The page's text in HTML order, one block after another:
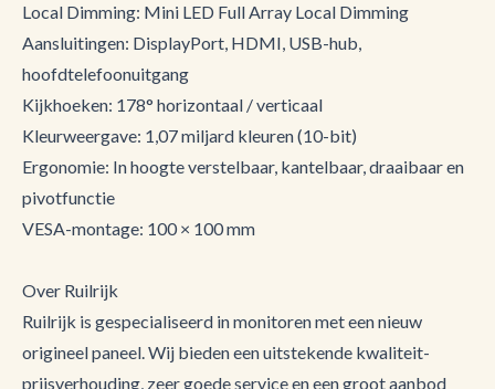
Local Dimming: Mini LED Full Array Local Dimming
Aansluitingen: DisplayPort, HDMI, USB-hub,
hoofdtelefoonuitgang
Kijkhoeken: 178° horizontaal / verticaal
Kleurweergave: 1,07 miljard kleuren (10-bit)
Ergonomie: In hoogte verstelbaar, kantelbaar, draaibaar en
pivotfunctie
VESA-montage: 100 × 100 mm
Over Ruilrijk
Ruilrijk is gespecialiseerd in monitoren met een nieuw
origineel paneel. Wij bieden een uitstekende kwaliteit-
prijsverhouding, zeer goede service en een groot aanbod